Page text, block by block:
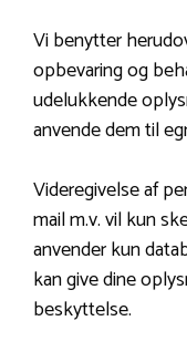
Vi benytter
opbevaring og
udelukkende
anvende dem til
Videregivelse af
mail m.v. vil kun
anvender kun
kan give dine
beskyttelse.